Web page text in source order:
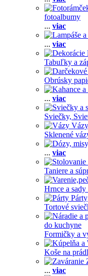
fotoalbumy
... viac
... viac
Tabuľky a
Obrúsky
... viac
Sviečky,
Vázy
Sklenené
... viac
Taniere a
Hrnce a
Párty
Tortové
do kuchyne
Formičky a
Koše na
... viac